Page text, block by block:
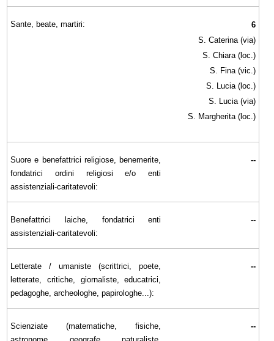
Sante, beate, martiri:
6
S. Caterina (via)
S. Chiara (loc.)
S. Fina (vic.)
S. Lucia (loc.)
S. Lucia (via)
S. Margherita (loc.)
Suore e benefattrici religiose, benemerite,
fondatrici ordini religiosi e/o enti
assistenziali-caritatevoli:
--
Benefattrici laiche, fondatrici enti
assistenziali-caritatevoli:
--
Letterate / umaniste (scrittrici, poete,
letterate, critiche, giornaliste, educatrici,
pedagoghe, archeologhe, papirologhe...):
--
Scienziate (matematiche, fisiche,
--